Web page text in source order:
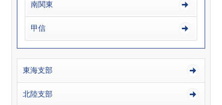
南関東
甲信
東海支部
北陸支部